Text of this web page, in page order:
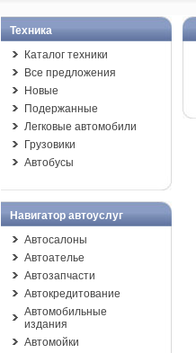
Техника
Каталог техники
Все предложения
Новые
Подержанные
Легковые автомобили
Грузовики
Автобусы
Навигатор автоуслуг
Автосалоны
Автоателье
Автозапчасти
Автокредитование
Автомобильные
издания
Автомойки